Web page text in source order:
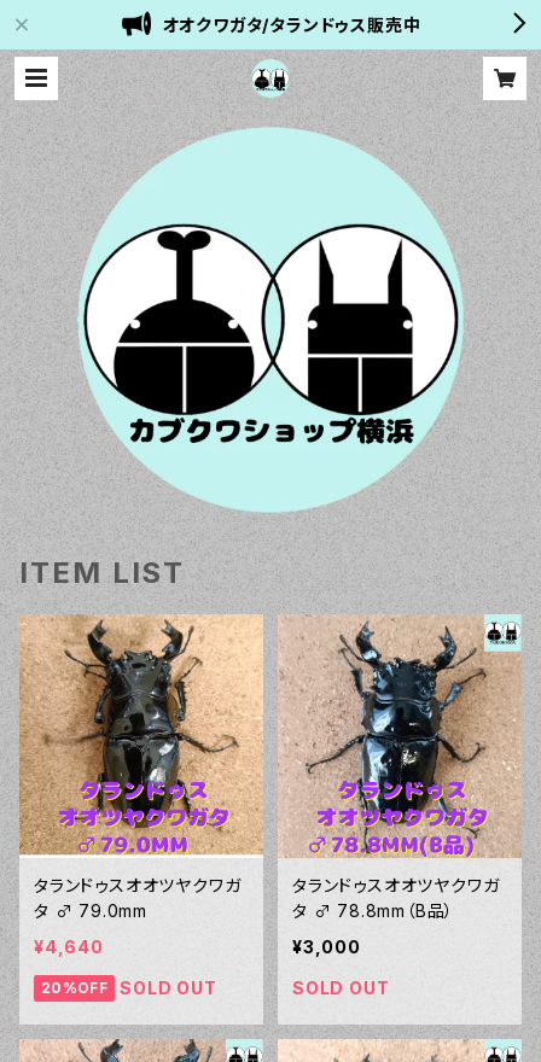
オオクワガタ/タランドゥス販売中
ITEM LIST
タランドゥスオオツヤクワガ
タ ♂ 79.0mm
¥4,640
20%OFF SOLD OUT
タランドゥスオオツヤクワガ
タ ♂ 78.8mm（B品）
¥3,000
SOLD OUT